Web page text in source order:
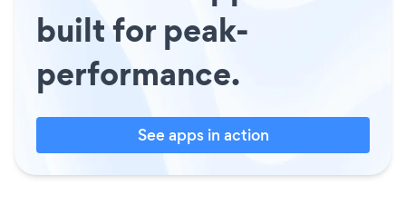
built for peak-
performance.
See apps in action